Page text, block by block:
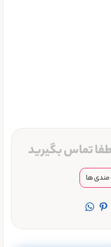
تماس بگیرید
مندی ها